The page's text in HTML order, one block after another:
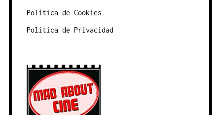
Política de Cookies
Política de Privacidad